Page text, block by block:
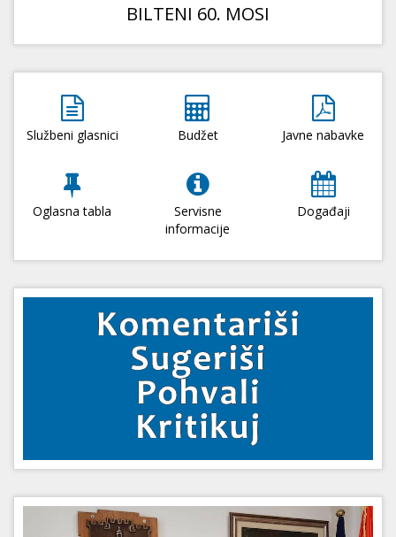
BILTENI 60. MOSI
Službeni glasnici Budžet Javne nabavke
Oglasna tabla
Servisne
informacije
Događaji